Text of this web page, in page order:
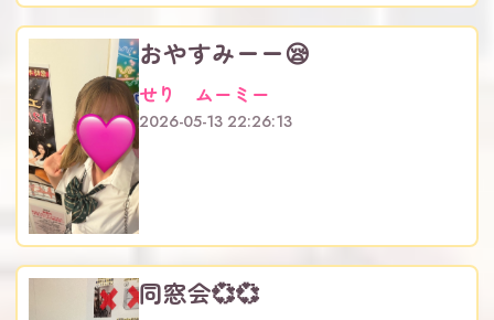
おやすみーー😪
せり ムーミー
2026-05-13 22:26:13
同窓会💞💞